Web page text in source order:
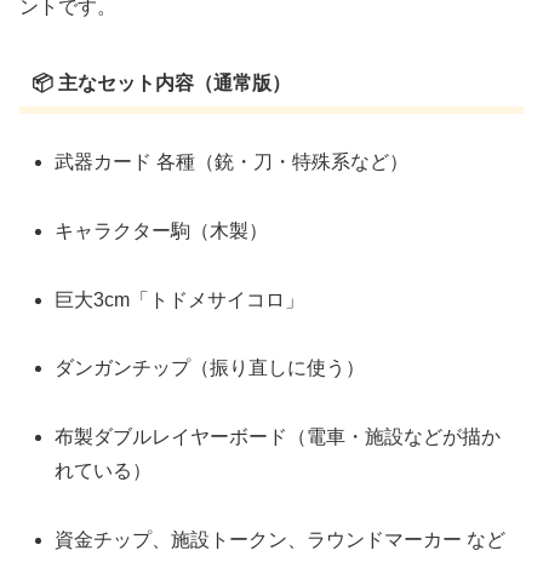
ントです。
📦 主なセット内容（通常版）
武器カード 各種（銃・刀・特殊系など）
キャラクター駒（木製）
巨大3cm「トドメサイコロ」
ダンガンチップ（振り直しに使う）
布製ダブルレイヤーボード（電車・施設などが描か
れている）
資金チップ、施設トークン、ラウンドマーカー など